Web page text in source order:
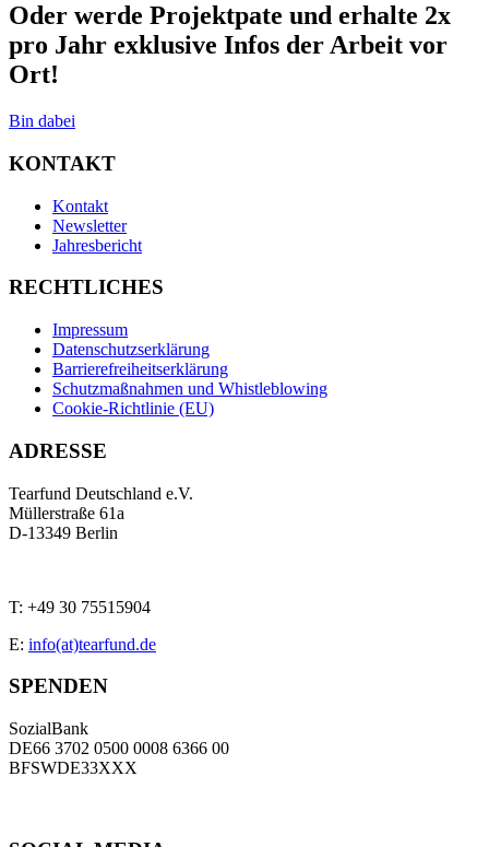
Oder werde Projektpate und erhalte 2x
pro Jahr exklusive Infos der Arbeit vor
Ort!
Bin dabei
KONTAKT
Kontakt
Newsletter
Jahresbericht
RECHTLICHES
Impressum
Datenschutzserklärung
Barrierefreiheitserklärung
Schutzmaßnahmen und Whistleblowing
Cookie-Richtlinie (EU)
ADRESSE
Tearfund Deutschland e.V.
Müllerstraße 61a
D-13349 Berlin
T: +49 30 75515904
E: info(at)tearfund.de
SPENDEN
SozialBank
DE66 3702 0500 0008 6366 00
BFSWDE33XXX